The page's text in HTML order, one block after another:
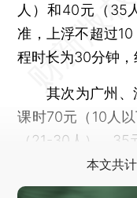
人）和40元（35
准，上浮不超过
程时长为30分钟，
其次为广州、
课时70元（10人
（21-30人）、35
本文共